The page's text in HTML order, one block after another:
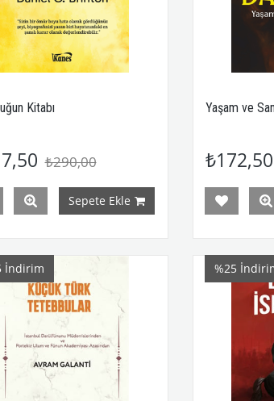
Kitabı
₺290,00
Sepete Ekle
Yaşam ve
₺172,50
İndirim %25